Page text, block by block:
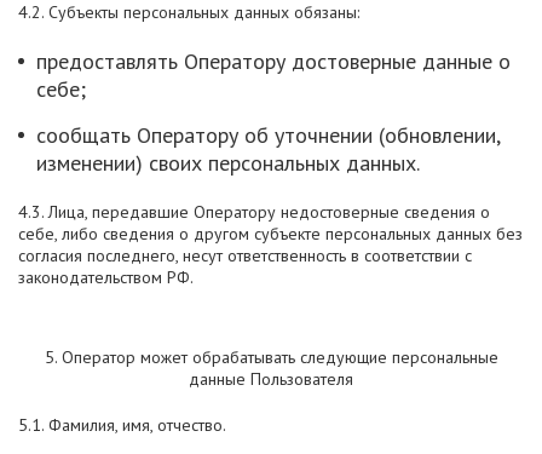
4.2. Субъекты персональных данных обязаны:
предоставлять Оператору достоверные данные о
себе;
сообщать Оператору об уточнении (обновлении,
изменении) своих персональных данных.
4.3. Лица, передавшие Оператору недостоверные сведения о
себе, либо сведения о другом субъекте персональных данных без
согласия последнего, несут ответственность в соответствии с
законодательством РФ.
5. Оператор может обрабатывать следующие персональные
данные Пользователя
5.1. Фамилия, имя, отчество.